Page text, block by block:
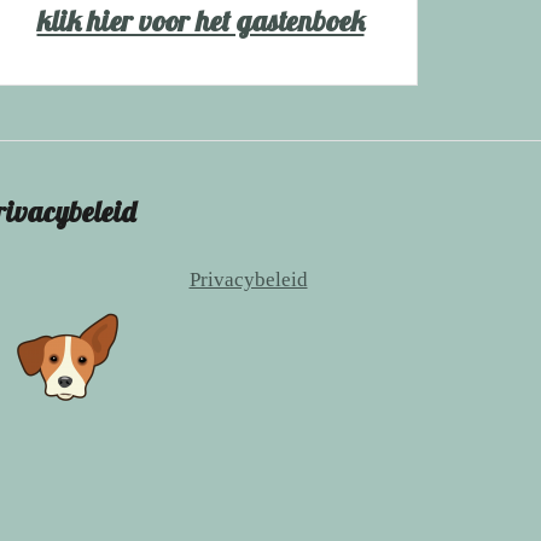
klik hier voor het gastenboek
Privacybeleid